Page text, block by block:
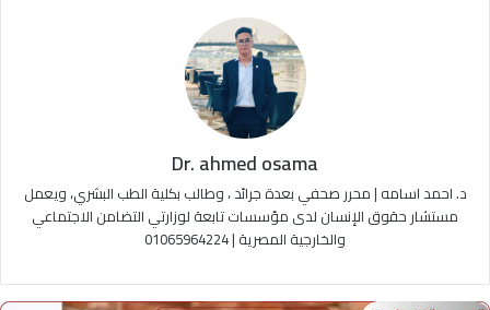
Dr. ahmed osama
د. احمد اسامه | محرر صحفي بعدة جرائد ، وطالب بكلية الطب البشري، ويعمل
مستشار حقوق الإنسان لدى مؤسسات تابعة لوزارتي التضامن الاجتماعي
والخارجية المصرية | 01065964224